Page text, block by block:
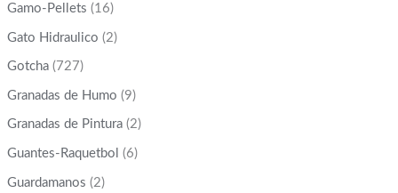
Gamo-Pellets (16)
Gato Hidraulico (2)
Gotcha (727)
Granadas de Humo (9)
Granadas de Pintura (2)
Guantes-Raquetbol (6)
Guardamanos (2)